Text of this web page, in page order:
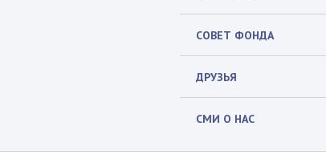
СОВЕТ ФОНДА
ДРУЗЬЯ
СМИ О НАС